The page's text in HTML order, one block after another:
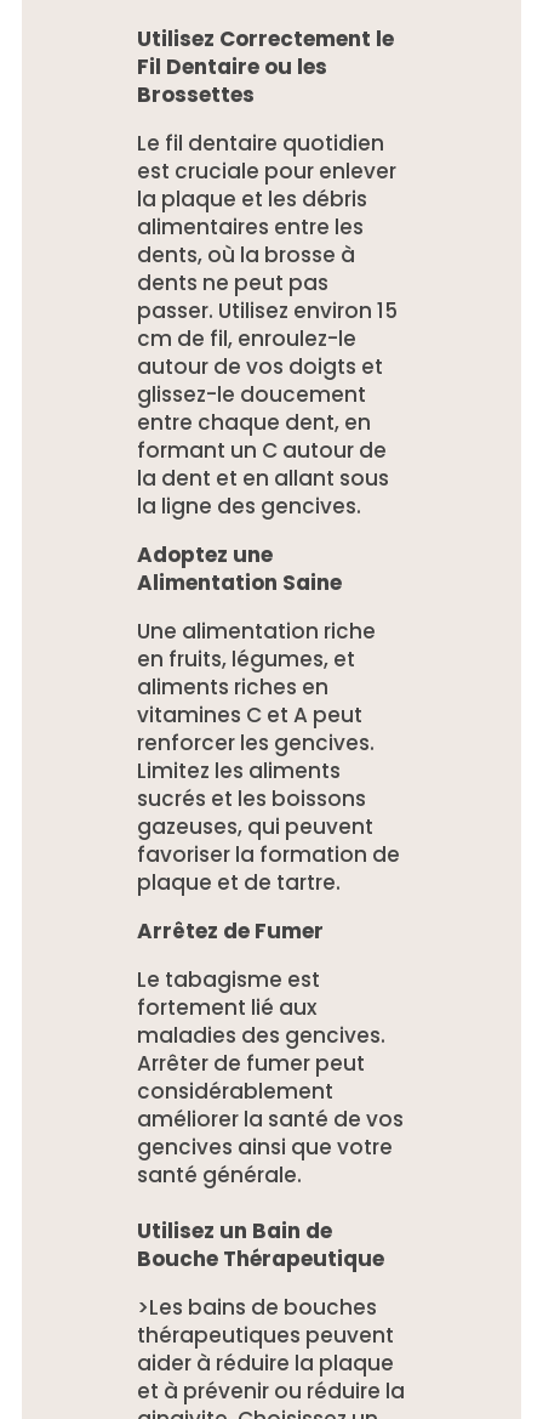
Utilisez Correctement le
Fil Dentaire ou les
Brossettes
Le fil dentaire quotidien
est cruciale pour enlever
la plaque et les débris
alimentaires entre les
dents, où la brosse à
dents ne peut pas
passer. Utilisez environ 15
cm de fil, enroulez-le
autour de vos doigts et
glissez-le doucement
entre chaque dent, en
formant un C autour de
la dent et en allant sous
la ligne des gencives.
Adoptez une
Alimentation Saine
Une alimentation riche
en fruits, légumes, et
aliments riches en
vitamines C et A peut
renforcer les gencives.
Limitez les aliments
sucrés et les boissons
gazeuses, qui peuvent
favoriser la formation de
plaque et de tartre.
Arrêtez de Fumer
Le tabagisme est
fortement lié aux
maladies des gencives.
Arrêter de fumer peut
considérablement
améliorer la santé de vos
gencives ainsi que votre
santé générale.
Utilisez un Bain de
Bouche Thérapeutique
>Les bains de bouches
thérapeutiques peuvent
aider à réduire la plaque
et à prévenir ou réduire la